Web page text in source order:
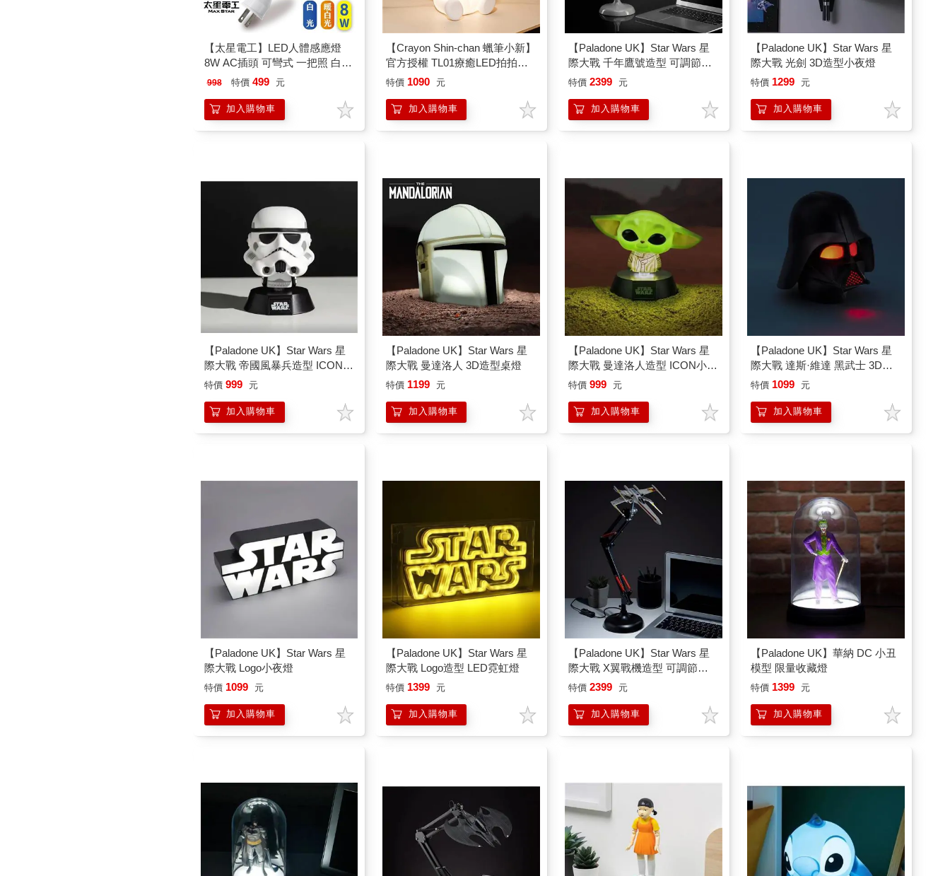
【太星電工】LED人體感應燈
8W AC插頭 可彎式 一把照 白
光/黃光 節能感應燈
998 特價 499 元
加入購物車
【Crayon Shin-chan 蠟筆小新】
官方授權 TL01療癒LED拍拍燈-
小白裝
特價 1090 元
加入購物車
【Paladone UK】Star Wars 星
際大戰 千年鷹號造型 可調節式
桌燈
特價 2399 元
加入購物車
【Paladone UK】Star Wars 星
際大戰 光劍 3D造型小夜燈
特價 1299 元
加入購物車
【Paladone UK】Star Wars 星
際大戰 帝國風暴兵造型 ICON小
夜燈
特價 999 元
加入購物車
【Paladone UK】Star Wars 星
際大戰 曼達洛人 3D造型桌燈
特價 1199 元
加入購物車
【Paladone UK】Star Wars 星
際大戰 曼達洛人造型 ICON小夜
燈
特價 999 元
加入購物車
【Paladone UK】Star Wars 星
際大戰 達斯·維達 黑武士 3D造
型音效小夜燈
特價 1099 元
加入購物車
【Paladone UK】Star Wars 星
際大戰 Logo小夜燈
特價 1099 元
加入購物車
【Paladone UK】Star Wars 星
際大戰 Logo造型 LED霓虹燈
特價 1399 元
加入購物車
【Paladone UK】Star Wars 星
際大戰 X翼戰機造型 可調節式
桌燈
特價 2399 元
加入購物車
【Paladone UK】華納 DC 小丑
模型 限量收藏燈
特價 1399 元
加入購物車